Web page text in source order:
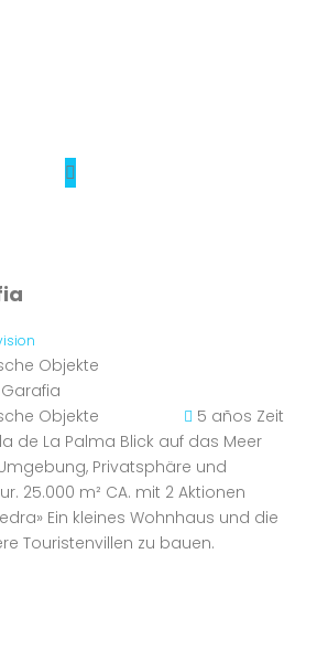
Objekte
Objekte
5 años Zeit
de La Palma Blick auf das Meer
Privatsphäre und
25.000 m² CA. mit 2 Aktionen
Ein kleines Wohnhaus und die
Touristenvillen zu bauen.